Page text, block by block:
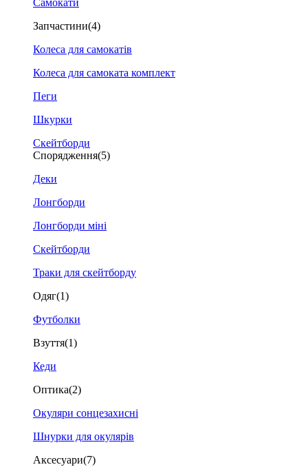
Самокати
Запчастини(4)
Колеса для самокатів
Колеса для самоката комплект
Пеги
Шкурки
Скейтборди
Спорядження(5)
Деки
Лонгборди
Лонгборди міні
Скейтборди
Траки для скейтборду
Одяг(1)
Футболки
Взуття(1)
Кеди
Оптика(2)
Окуляри сонцезахисні
Шнурки для окулярів
Аксесуари(7)